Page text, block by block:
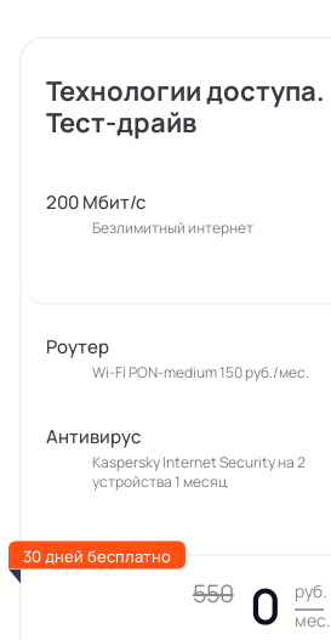
Технологии доступа.
Тест-драйв
200 Мбит/с
Безлимитный интернет
Роутер
Wi-Fi PON-medium 150 руб./мес.
Антивирус
Kaspersky Internet Security на 2
устройства 1 месяц
550 0
руб.
мес.
30 дней бесплатно